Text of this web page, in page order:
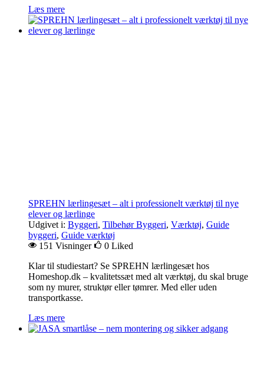
Læs mere
SPREHN lærlingesæt – alt i professionelt værktøj til nye
elever og lærlinge
Udgivet i: Byggeri, Tilbehør Byggeri, Værktøj, Guide
byggeri, Guide værktøj
151 Visninger
0 Liked
Klar til studiestart? Se SPREHN lærlingesæt hos
Homeshop.dk – kvalitetssæt med alt værktøj, du skal bruge
som ny murer, struktør eller tømrer. Med eller uden
transportkasse.
Læs mere